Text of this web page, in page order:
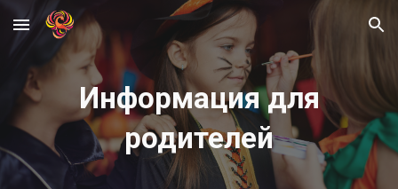
Skip to main content Skip to navigation
Информация для
родителей